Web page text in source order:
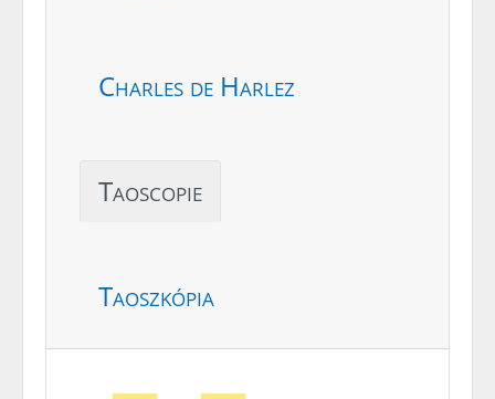
Charles de Harlez
Taoscopie
Taoszkópia